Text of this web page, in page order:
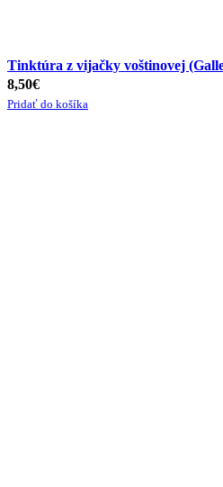
Tinktúra z vijačky voštinovej
8,50€
Pridať do košíka